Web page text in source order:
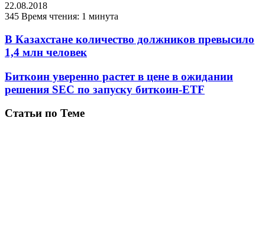
22.08.2018
345 Время чтения: 1 минута
В Казахстане количество должников превысило
1,4 млн человек
Биткоин уверенно растет в цене в ожидании
решения SEC по запуску биткоин-ETF
Статьи по Теме